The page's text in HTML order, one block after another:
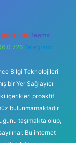
Teams:
0 726 Telegram:
Bilgi Teknolojileri
bir Yer Sağlayıcı
içerikleri proaktif
bulunmamaktadır.
taşımakta olup,
Bu internet